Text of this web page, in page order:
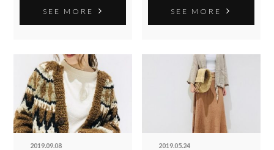
SEE MORE SEE MORE
2019.09.08 2019.05.24